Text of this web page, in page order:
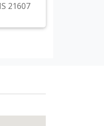
21607